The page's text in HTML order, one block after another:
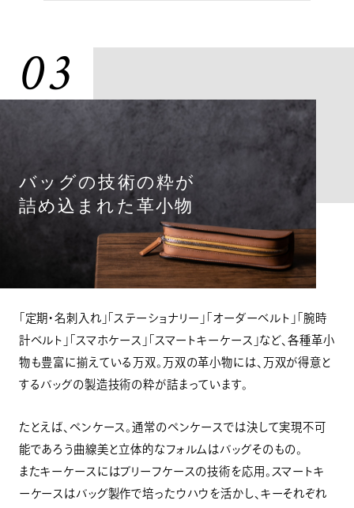
03
バッグの技術の粋が
詰め込まれた革小物
「定期・名刺入れ」「ステーショナリー」「オーダーベルト」「腕時
計ベルト」「スマホケース」「スマートキーケース」など、各種革小
物も豊富に揃えている万双。万双の革小物には、万双が得意と
するバッグの製造技術の粋が詰まっています。
たとえば、ペンケース。通常のペンケースでは決して実現不可
能であろう曲線美と立体的なフォルムはバッグそのもの。
またキーケースにはブリーフケースの技術を応用。スマートキ
ーケースはバッグ製作で培ったウハウを活かし、キーそれぞれ